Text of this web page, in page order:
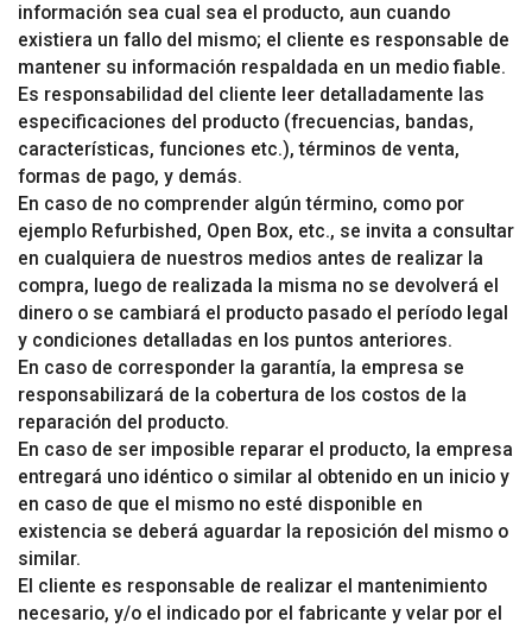
información sea cual sea el producto, aun cuando
existiera un fallo del mismo; el cliente es responsable de
mantener su información respaldada en un medio fiable.
Es responsabilidad del cliente leer detalladamente las
especificaciones del producto (frecuencias, bandas,
características, funciones etc.), términos de venta,
formas de pago, y demás.
En caso de no comprender algún término, como por
ejemplo Refurbished, Open Box, etc., se invita a consultar
en cualquiera de nuestros medios antes de realizar la
compra, luego de realizada la misma no se devolverá el
dinero o se cambiará el producto pasado el período legal
y condiciones detalladas en los puntos anteriores.
En caso de corresponder la garantía, la empresa se
responsabilizará de la cobertura de los costos de la
reparación del producto.
En caso de ser imposible reparar el producto, la empresa
entregará uno idéntico o similar al obtenido en un inicio y
en caso de que el mismo no esté disponible en
existencia se deberá aguardar la reposición del mismo o
similar.
El cliente es responsable de realizar el mantenimiento
necesario, y/o el indicado por el fabricante y velar por el